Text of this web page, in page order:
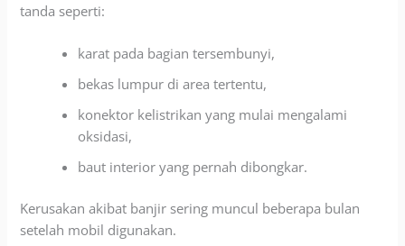
tanda seperti:
karat pada bagian tersembunyi,
bekas lumpur di area tertentu,
konektor kelistrikan yang mulai mengalami
oksidasi,
baut interior yang pernah dibongkar.
Kerusakan akibat banjir sering muncul beberapa bulan
setelah mobil digunakan.